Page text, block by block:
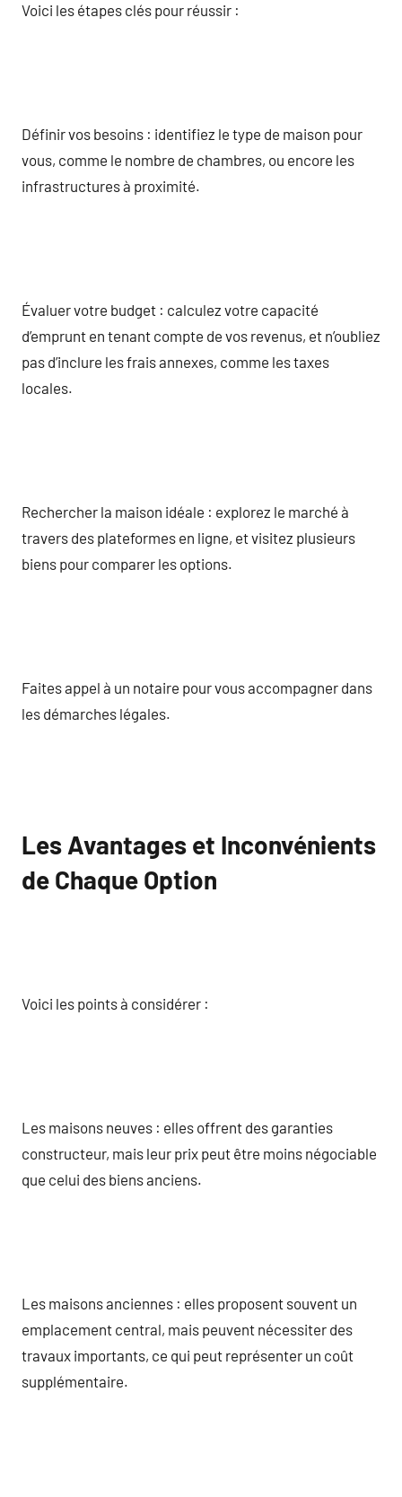
Voici les étapes clés pour réussir :
Définir vos besoins : identifiez le type de maison pour
vous, comme le nombre de chambres, ou encore les
infrastructures à proximité.
Évaluer votre budget : calculez votre capacité
d’emprunt en tenant compte de vos revenus, et n’oubliez
pas d’inclure les frais annexes, comme les taxes
locales.
Rechercher la maison idéale : explorez le marché à
travers des plateformes en ligne, et visitez plusieurs
biens pour comparer les options.
Faites appel à un notaire pour vous accompagner dans
les démarches légales.
Les Avantages et Inconvénients
de Chaque Option
Voici les points à considérer :
Les maisons neuves : elles offrent des garanties
constructeur, mais leur prix peut être moins négociable
que celui des biens anciens.
Les maisons anciennes : elles proposent souvent un
emplacement central, mais peuvent nécessiter des
travaux importants, ce qui peut représenter un coût
supplémentaire.